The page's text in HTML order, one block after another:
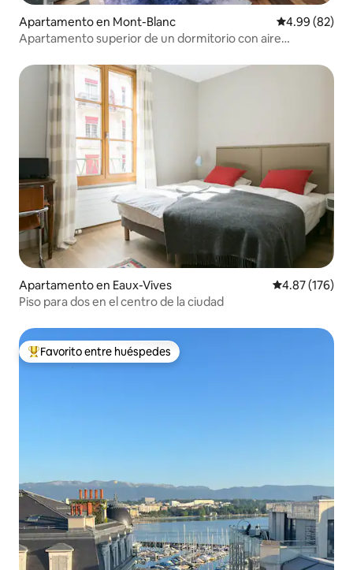
Apartamento en Mont-Blanc Calificación
4.99 (82)
Apartamento superior de un dormitorio con aire
Apartamento en Eaux-Vives Calificación
4.87 (176)
Piso para dos en el centro de la ciudad
Favorito entre huéspedes preferido
Favorito entre huéspedes